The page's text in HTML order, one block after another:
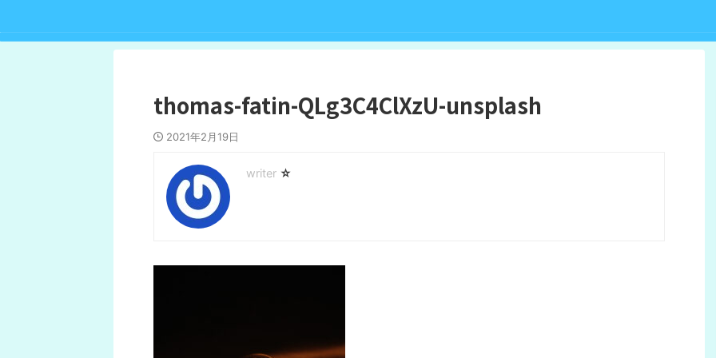
thomas-fatin-QLg3C4ClXzU-unsplash
2021年2月19日
☆